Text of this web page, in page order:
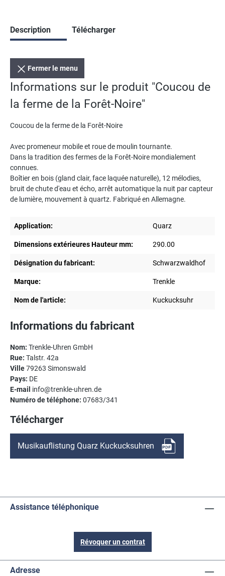
Description Télécharger
Fermer le menu
Informations sur le produit "Coucou de
la ferme de la Forêt-Noire"
Coucou de la ferme de la Forêt-Noire
Avec promeneur mobile et roue de moulin tournante.
Dans la tradition des fermes de la Forêt-Noire mondialement
connues.
Boîtier en bois (gland clair, face laquée naturelle), 12 mélodies,
bruit de chute d'eau et écho, arrêt automatique la nuit par capteur
de lumière, mouvement à quartz. Fabriqué en Allemagne.
Application: Quarz
Dimensions extérieures Hauteur mm: 290.00
Désignation du fabricant: Schwarzwaldhof
Marque: Trenkle
Nom de l'article: Kuckucksuhr
Informations du fabricant
Nom: Trenkle-Uhren GmbH
Rue: Talstr. 42a
Ville79263 Simonswald
Pays: DE
E-mail info@trenkle-uhren.de
Numéro de téléphone: 07683/341
Télécharger
Musikauflistung Quarz Kuckucksuhren
Assistance téléphonique
Révoquer un contrat
Adresse